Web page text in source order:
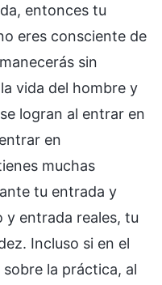
entonces tu
eres consciente de
sin
vida del hombre y
logran al entrar en
en
muchas
tu entrada y
entrada reales, tu
Incluso si en el
la práctica, al